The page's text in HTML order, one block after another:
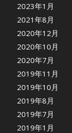
2023年1月
2021年8月
2020年12月
2020年10月
2020年7月
2019年11月
2019年10月
2019年8月
2019年7月
2019年1月